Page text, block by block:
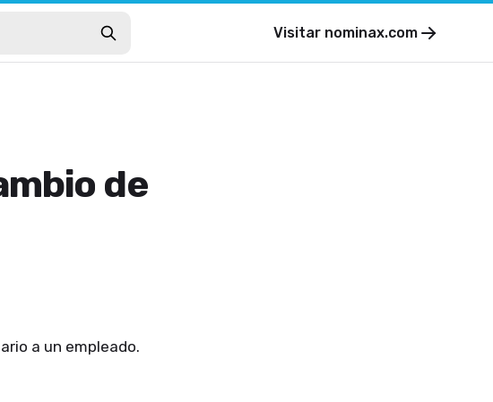
Visitar nominax.com
de
a un empleado.